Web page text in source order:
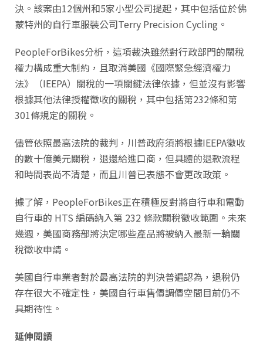
決。該案由12個州和5家小型公司提起，其中包括位於佛
蒙特州的自行車服裝公司Terry Precision Cycling。
PeopleForBikes分析，這項裁決雖然對行政部門的關稅
權力構成重大制約，且取消美國《國際緊急經濟權力
法》（IEEPA）關稅的一項關鍵法律依據，但並沒有影響
根據其他法律授權徵收的關稅，其中包括第232條和第
301條規定的關稅。
儘管依照最高法院的裁判，川普政府須將根據IEEPA徵收
的數十億美元關稅，退還給進口商，但具體的退款流程
和時間表尚不清楚，而且川普已表態不會更改政策。
據了解，PeopleForBikes正在積極反對將自行車和電動
自行車的 HTS 編碼納入第 232 條款關稅徵收範圍。未來
幾週，美國商務部將決定哪些產品將被納入最新一輪關
稅徵收申請。
美國自行車業者對於最高法院的判決普遍認為，退稅仍
存在很大不確定性，美國自行車售價調價空間目前仍不
具期待性。
延伸閱讀